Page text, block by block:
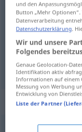
przedtem vorweg
przedewszystkim
vorweg → siehe „
und den
Button „Mehr
Datenverarbeitung
Datenschutzerklärung.
Wir und unsere
Folgendes
Genaue Geolocation-
Identifikation aktiv
Informationen auf einem
Messung von Werbung
Entwicklung von
Liste der Partner